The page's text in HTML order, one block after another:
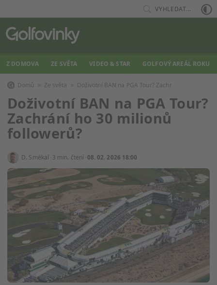
VYHLEDAT...
Z DOMOVA ZE SVĚTA VIDEO & STAR GOLFOVÝ AREÁL ROKU
Domů Ze světa Doživotní BAN na PGA Tour? Zachr
Doživotní BAN na PGA Tour?
Zachrání ho 30 milionů
followerů?
D. Smékal 3 min. čtení 08. 02. 2026 18:00